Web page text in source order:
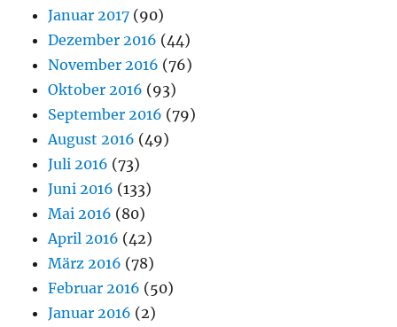
Januar 2017 (90)
Dezember 2016 (44)
November 2016 (76)
Oktober 2016 (93)
September 2016 (79)
August 2016 (49)
Juli 2016 (73)
Juni 2016 (133)
Mai 2016 (80)
April 2016 (42)
März 2016 (78)
Februar 2016 (50)
Januar 2016 (2)